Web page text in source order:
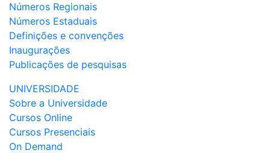
Números Regionais
Números Estaduais
Definições e convenções
Inaugurações
Publicações de pesquisas
UNIVERSIDADE
Sobre a Universidade
Cursos Online
Cursos Presenciais
On Demand